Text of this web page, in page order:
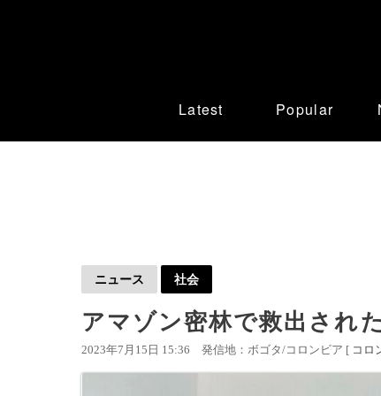
Latest Popular
ニュース 社会
アマゾン密林で救出され
2023年7月15日 15:36 発信地：ボゴタ/コロンビア [ コロ